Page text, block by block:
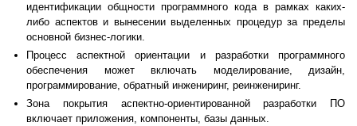
идентификации общности программного кода в рамках каких-
либо аспектов и вынесении выделенных процедур за пределы
основной бизнес-логики.
Процесс аспектной ориентации и разработки программного
обеспечения может включать моделирование, дизайн,
программирование, обратный инжениринг, реинжениринг.
Зона покрытия аспектно-ориентированной разработки ПО
включает приложения, компоненты, базы данных.